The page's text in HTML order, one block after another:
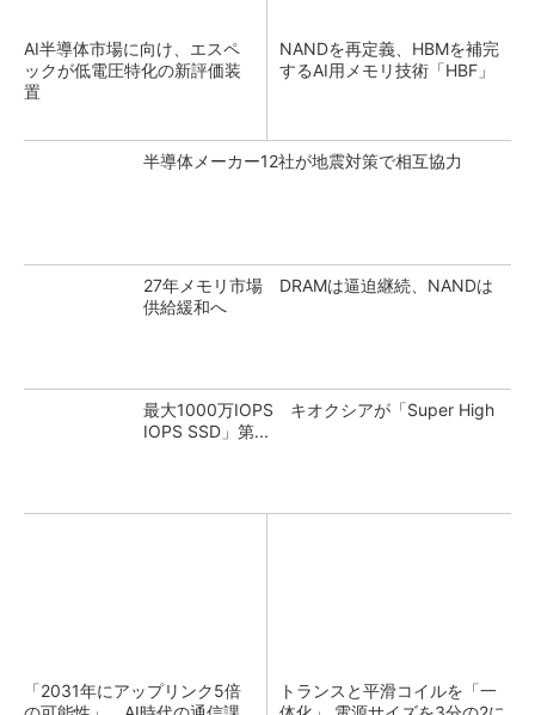
AI半導体市場に向け、エスペ
ックが低電圧特化の新評価装
置
NANDを再定義、HBMを補完
するAI用メモリ技術「HBF」
半導体メーカー12社が地震対策で相互協力
27年メモリ市場 DRAMは逼迫継続、NANDは
供給緩和へ
最大1000万IOPS キオクシアが「Super High
IOPS SSD」第...
「2031年にアップリンク5倍
トランスと平滑コイルを「一